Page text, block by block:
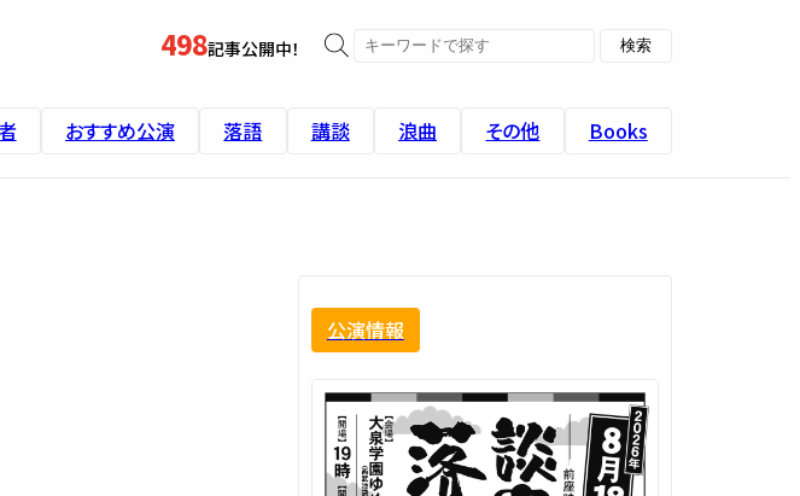
498記事公開中！
おすすめ公演 落語 講談 浪曲 その他 Books
公演情報